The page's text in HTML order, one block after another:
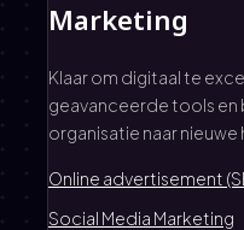
Marketing
Klaar om digitaal te
geavanceerde tools en
organisatie naar
Online advertisement
Social Media Marketing